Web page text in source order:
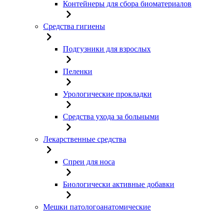
Контейнеры для сбора биоматериалов
Средства гигиены
Подгузники для взрослых
Пеленки
Урологические прокладки
Средства ухода за больными
Лекарственные средства
Спреи для носа
Биологически активные добавки
Мешки патологоанатомические